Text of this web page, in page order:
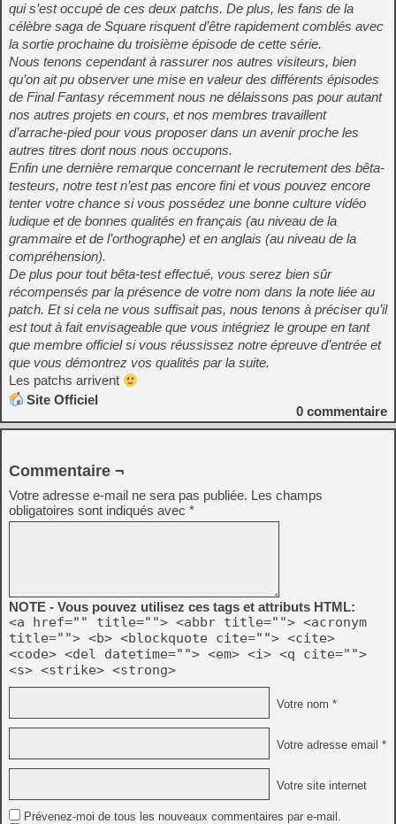
qui s’est occupé de ces deux patchs. De plus, les fans de la
célèbre saga de Square risquent d’être rapidement comblés avec
la sortie prochaine du troisième épisode de cette série.
Nous tenons cependant à rassurer nos autres visiteurs, bien
qu’on ait pu observer une mise en valeur des différents épisodes
de Final Fantasy récemment nous ne délaissons pas pour autant
nos autres projets en cours, et nos membres travaillent
d’arrache-pied pour vous proposer dans un avenir proche les
autres titres dont nous nous occupons.
Enfin une dernière remarque concernant le recrutement des bêta-
testeurs, notre test n’est pas encore fini et vous pouvez encore
tenter votre chance si vous possédez une bonne culture vidéo
ludique et de bonnes qualités en français (au niveau de la
grammaire et de l’orthographe) et en anglais (au niveau de la
compréhension).
De plus pour tout bêta-test effectué, vous serez bien sûr
récompensés par la présence de votre nom dans la note liée au
patch. Et si cela ne vous suffisait pas, nous tenons à préciser qu’il
est tout à fait envisageable que vous intégriez le groupe en tant
que membre officiel si vous réussissez notre épreuve d’entrée et
que vous démontrez vos qualités par la suite.
Les patchs arrivent
Site Officiel
0 commentaire
Commentaire ¬
Votre adresse e-mail ne sera pas publiée. Les champs
obligatoires sont indiqués avec *
NOTE - Vous pouvez utilisez ces tags et attributs HTML:
<a href="" title=""> <abbr title=""> <acronym
title=""> <b> <blockquote cite=""> <cite>
<code> <del datetime=""> <em> <i> <q cite="">
<s> <strike> <strong>
Votre nom *
Votre adresse email *
Votre site internet
Prévenez-moi de tous les nouveaux commentaires par e-mail.